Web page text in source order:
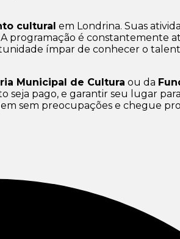
cultural em Londrina. Suas
programação é constantemente
ímpar de conhecer o
Municipal de Cultura ou da
seja pago, e garantir seu lugar
sem preocupações e chegue